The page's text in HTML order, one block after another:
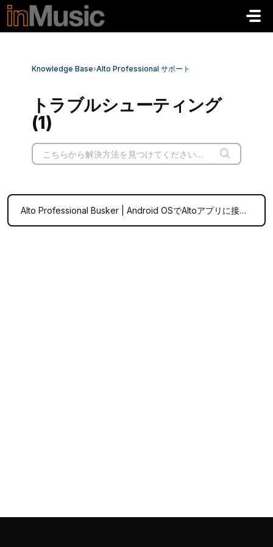
メインコンテンツに移動
Knowledge Base›Alto Professional サポート
トラブルシューティング
(1)
Alto Professional Busker | Android OSでAltoアプリに接続する際の問題